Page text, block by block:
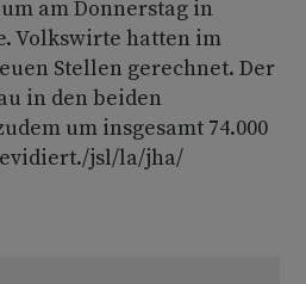
am Donnerstag in
Volkswirte hatten im
Stellen gerechnet. Der
in den beiden
um insgesamt 74.000
jsl/la/jha/